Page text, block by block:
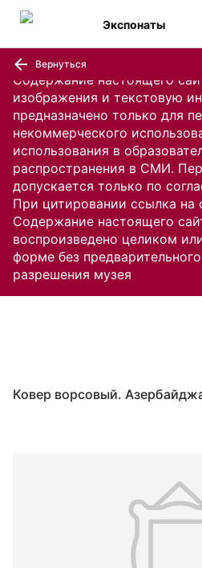
Содержание настоящего
изображения и текстовую
предназначено только для
некоммерческого
использования в
распространения в СМИ.
допускается только по
При цитировании ссылка на
Содержание настоящего
воспроизведено целиком
форме без
разрешения музея
Экспонаты
Вернуться
Ковер ворсовый.